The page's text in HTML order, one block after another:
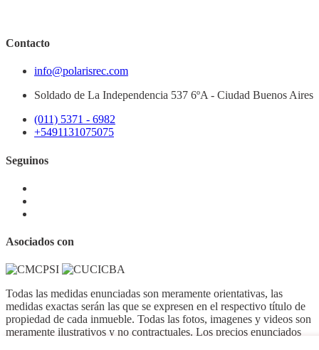
Contacto
info@polarisrec.com
Soldado de La Independencia 537 6ºA - Ciudad Buenos Aires
(011) 5371 - 6982
+5491131075075
Seguinos
Asociados con
Todas las medidas enunciadas son meramente orientativas, las
medidas exactas serán las que se expresen en el respectivo título de
propiedad de cada inmueble. Todas las fotos, imagenes y videos son
meramente ilustrativos y no contractuales. Los precios enunciados